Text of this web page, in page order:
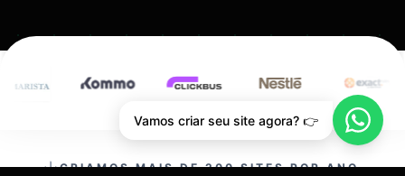
CRIAMOS MAIS DE 200 SITES POR ANO.
Vamos criar seu site agora? 👉